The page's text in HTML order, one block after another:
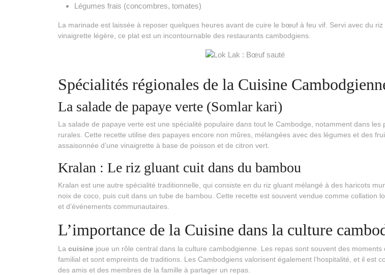
Légumes frais (concombres, tomates)
La marinade est laissée à reposer quelques heures avant de cuire le bœuf à feu vif. Servi avec du riz
vinaigrette légère, ce plat est un incontournable des restaurants cambodgiens.
Spécialités régionales de la Cuisine
La salade de papaye verte (Somlar kari)
La salade de papaye verte est une spécialité populaire dans tout le Cambodge, notamment dans les
rurales. Cette recette utilise des papayes encore non mûres, mélangées avec des légumes et des
assaisonnée d’une vinaigrette à base de poisson et de citron vert.
Kralan : Le riz gluant cuit dans du bambou
Kralan est une autre spécialité traditionnelle, qui consiste en du riz gluant mélangé à des haricots
noix de coco, puis cuit dans un tube de bambou. Cette recette est souvent vendue comme collation
et d’événements communautaires.
L’importance de la Cuisine dans la culture
La cuisine joue un rôle central dans la culture cambodgienne. Les repas sont souvent des moments
familial et sont empreints de traditions. Les Cambodgiens valorisent également l’hospitalité, et il est
des amis et des membres de la famille à partager un repas.